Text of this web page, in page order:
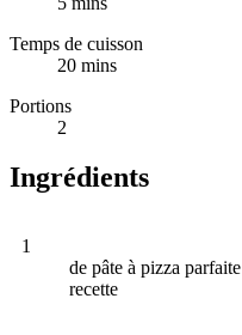
Temps de cuisson
20 mins
Portions
2
Ingrédients
1
de pâte à pizza parfaite
recette